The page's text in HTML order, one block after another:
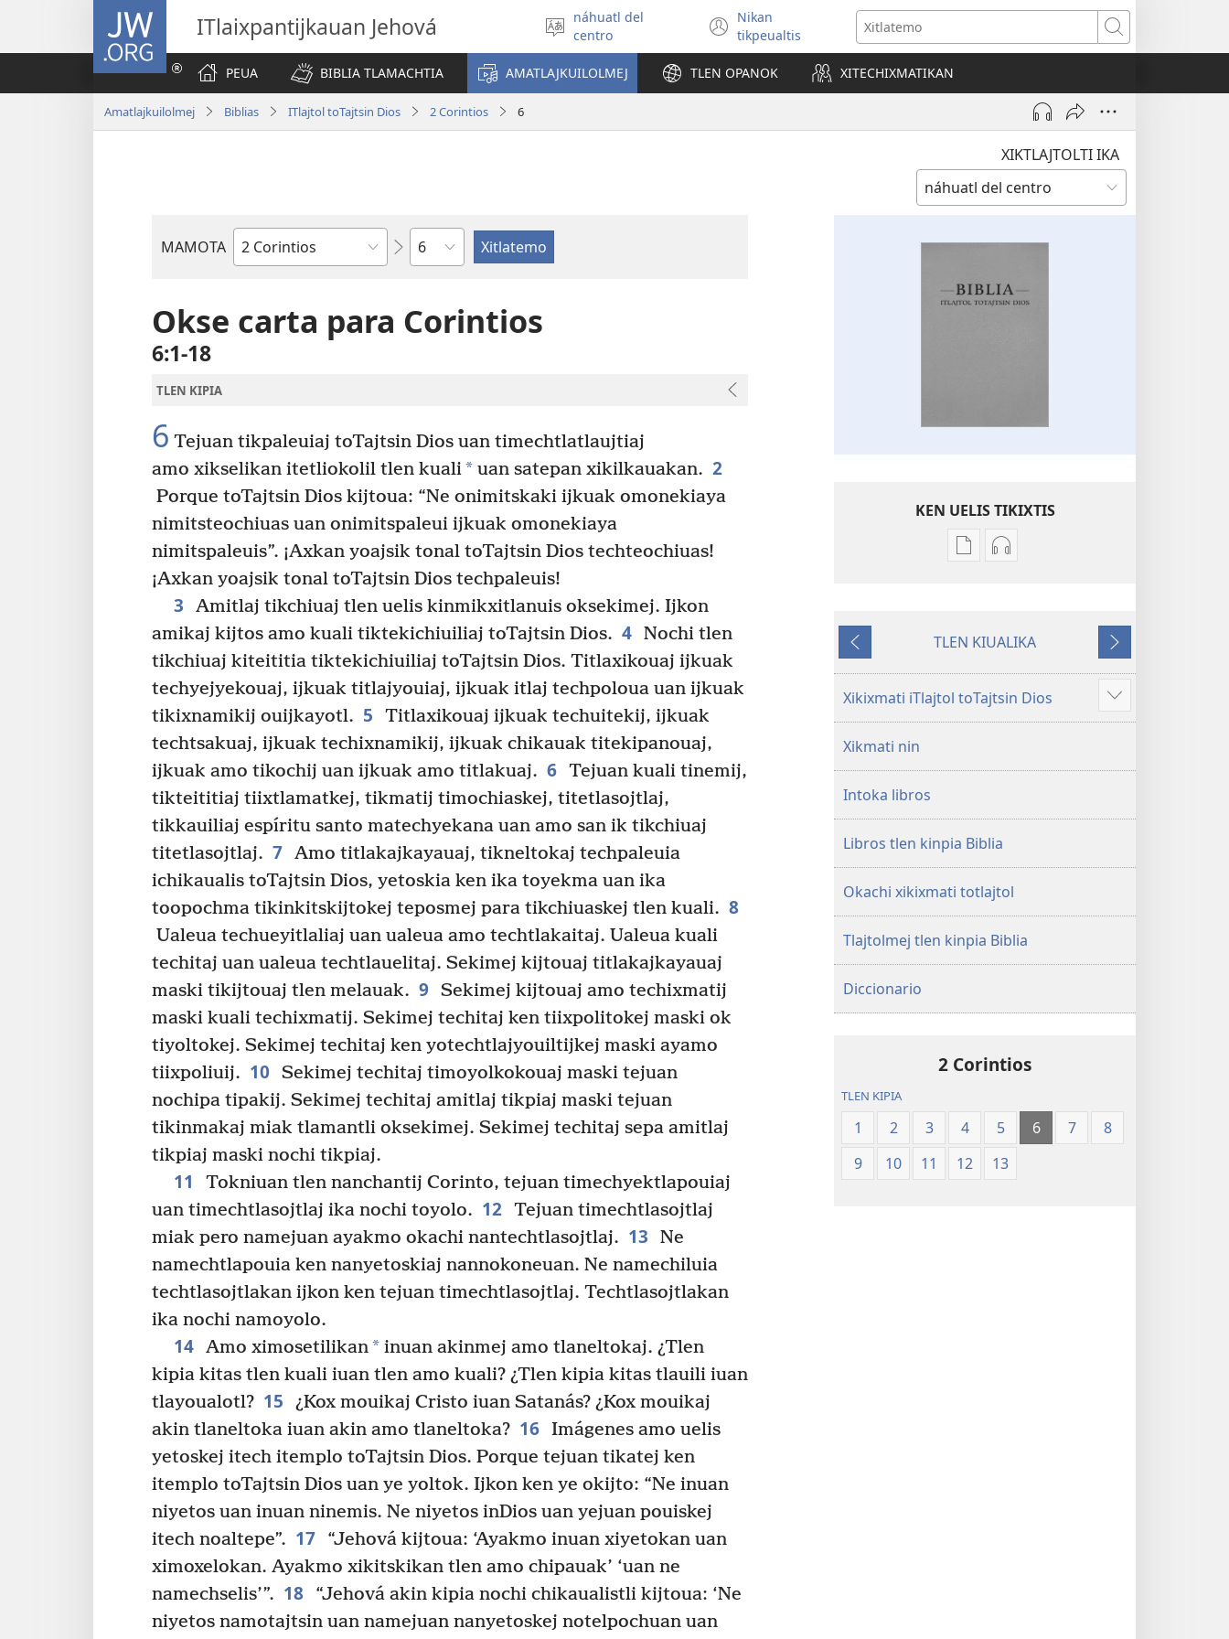
JW.ORG
ITlaixpantijkauan Jehová
se
tlajtoli
náhuatl del
centro
Nikan
tikpeualtis
(xiktlapo
okse
ventana)
Xitlatemo
PEUA BIBLIA TLAMACHTIA AMATLAJKUILOLMEJ TLEN OPANOK XITECHIXMATIKAN
Amatlajkuilolmej Biblias ITlajtol toTajtsin Dios 2 Corintios 6
XIKTLAJTOLTI IKA
MAMOTA
Amochtli
Capítulo
Okse carta para Corintios
6:1-18
TLEN KIPIA
6 Tejuan tikpaleuiaj toTajtsin Dios uan timechtlatlaujtiaj
amo xikselikan itetliokolil tlen kuali* uan satepan xikilkauakan. 2
Porque toTajtsin Dios kijtoua: “Ne onimitskaki ijkuak omonekiaya
nimitsteochiuas uan onimitspaleui ijkuak omonekiaya
nimitspaleuis”. ¡Axkan yoajsik tonal toTajtsin Dios techteochiuas!
¡Axkan yoajsik tonal toTajtsin Dios techpaleuis!
3
Amitlaj tikchiuaj tlen uelis kinmikxitlanuis oksekimej. Ijkon
amikaj kijtos amo kuali tiktekichiuiliaj toTajtsin Dios. 4 Nochi tlen
tikchiuaj kiteititia tiktekichiuiliaj toTajtsin Dios. Titlaxikouaj ijkuak
techyejyekouaj, ijkuak titlajyouiaj, ijkuak itlaj techpoloua uan ijkuak
tikixnamikij ouijkayotl. 5
Titlaxikouaj ijkuak techuitekij, ijkuak
techtsakuaj, ijkuak techixnamikij, ijkuak chikauak titekipanouaj,
ijkuak amo tikochij uan ijkuak amo titlakuaj. 6 Tejuan kuali tinemij,
tikteititiaj tiixtlamatkej, tikmatij timochiaskej, titetlasojtlaj,
tikkauiliaj espíritu santo matechyekana uan amo san ik tikchiuaj
titetlasojtlaj. 7 Amo titlakajkayauaj, tikneltokaj techpaleuia
ichikaualis toTajtsin Dios, yetoskia ken ika toyekma uan ika
toopochma tikinkitskijtokej teposmej para tikchiuaskej tlen kuali. 8
Ualeua techueyitlaliaj uan ualeua amo techtlakaitaj. Ualeua kuali
techitaj uan ualeua techtlauelitaj. Sekimej kijtouaj titlakajkayauaj
maski tikijtouaj tlen melauak. 9 Sekimej kijtouaj amo techixmatij
maski kuali techixmatij. Sekimej techitaj ken tiixpolitokej maski ok
tiyoltokej. Sekimej techitaj ken yotechtlajyouiltijkej maski ayamo
tiixpoliuij. 10 Sekimej techitaj timoyolkokouaj maski tejuan
nochipa tipakij. Sekimej techitaj amitlaj tikpiaj maski tejuan
tikinmakaj miak tlamantli oksekimej. Sekimej techitaj sepa amitlaj
tikpiaj maski nochi tikpiaj.
11
Tokniuan tlen nanchantij Corinto, tejuan timechyektlapouiaj
uan timechtlasojtlaj ika nochi toyolo. 12 Tejuan timechtlasojtlaj
miak pero namejuan ayakmo okachi nantechtlasojtlaj. 13
Ne
namechtlapouia ken nanyetoskiaj nannokoneuan. Ne namechiluia
techtlasojtlakan ijkon ken tejuan timechtlasojtlaj. Techtlasojtlakan
ika nochi namoyolo.
14 Amo ximosetilikan*inuan akinmej amo tlaneltokaj. ¿Tlen
kipia kitas tlen kuali iuan tlen amo kuali? ¿Tlen kipia kitas tlauili iuan
tlayoualotl? 15
¿Kox mouikaj Cristo iuan Satanás? ¿Kox mouikaj
akin tlaneltoka iuan akin amo tlaneltoka? 16 Imágenes amo uelis
yetoskej itech itemplo toTajtsin Dios. Porque tejuan tikatej ken
itemplo toTajtsin Dios uan ye yoltok. Ijkon ken ye okijto: “Ne inuan
niyetos uan inuan ninemis. Ne niyetos inDios uan yejuan pouiskej
itech noaltepe”. 17
“Jehová kijtoua: ‘Ayakmo inuan xiyetokan uan
ximoxelokan. Ayakmo xikitskikan tlen amo chipauak’ ‘uan ne
namechselis’”. 18
“Jehová akin kipia nochi chikaualistli kijtoua: ‘Ne
niyetos namotajtsin uan namejuan nanyetoskej notelpochuan uan
KEN UELIS TIKIXTIS
Xikinkixti
Dios.
del
Nuevo
Xikkixti
Dios.
del
Nuevo
Kanin
otikatka
TLEN KIUALIKA
Okse
Xikixmati iTlajtol toTajtsin Dios
Ma
mota
Xikmati nin
Intoka libros
Libros tlen kinpia Biblia
Okachi xikixmati totlajtol
Tlajtolmej tlen kinpia Biblia
Diccionario
2 Corintios
TLEN KIPIA
1 2 3 4 5 6 7
8
9
10 11 12 13